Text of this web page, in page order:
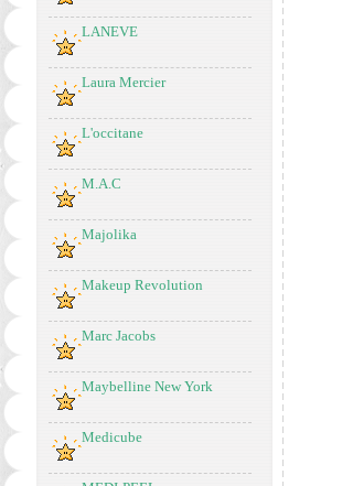
LANEVE
Laura Mercier
L'occitane
M.A.C
Majolika
Makeup Revolution
Marc Jacobs
Maybelline New York
Medicube